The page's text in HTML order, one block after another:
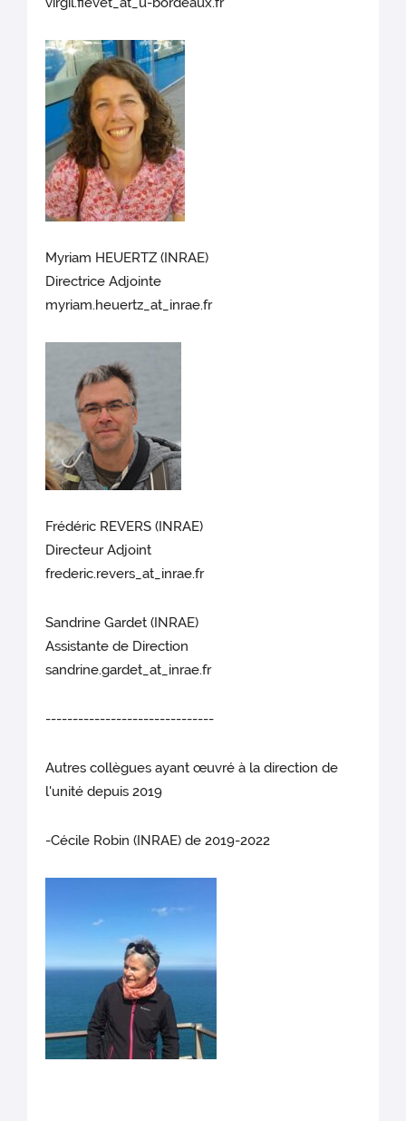
Myriam HEUERTZ (INRAE)
Directrice Adjointe
myriam.heuertz_at_inrae.fr
Frédéric REVERS (INRAE)
Directeur Adjoint
frederic.revers_at_inrae.fr
Sandrine Gardet (INRAE)
Assistante de Direction
sandrine.gardet_at_inrae.fr
-------------------------------
Autres collègues ayant œuvré à la direction de
l'unité depuis 2019
-Cécile Robin (INRAE) de 2019-2022